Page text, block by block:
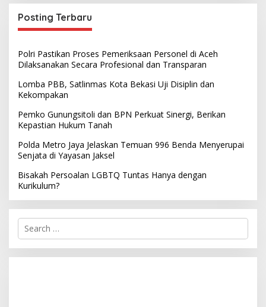
Posting Terbaru
Polri Pastikan Proses Pemeriksaan Personel di Aceh
Dilaksanakan Secara Profesional dan Transparan
Lomba PBB, Satlinmas Kota Bekasi Uji Disiplin dan
Kekompakan
Pemko Gunungsitoli dan BPN Perkuat Sinergi, Berikan
Kepastian Hukum Tanah
Polda Metro Jaya Jelaskan Temuan 996 Benda Menyerupai
Senjata di Yayasan Jaksel
Bisakah Persoalan LGBTQ Tuntas Hanya dengan
Kurikulum?
S
r